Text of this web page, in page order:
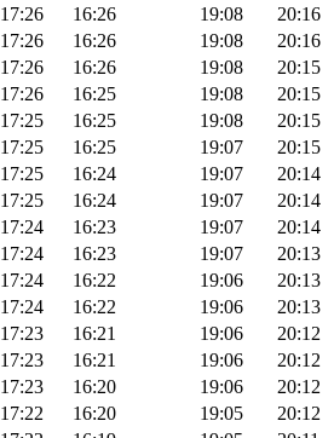
17:26 16:26 19:08
20:16
17:26 16:26 19:08
20:16
17:26 16:26 19:08
20:15
17:26 16:25 19:08
20:15
17:25 16:25 19:08
20:15
17:25 16:25 19:07
20:15
17:25 16:24 19:07
20:14
17:25 16:24 19:07
20:14
17:24 16:23 19:07
20:14
17:24 16:23 19:07
20:13
17:24 16:22 19:06
20:13
17:24 16:22 19:06
20:13
17:23 16:21 19:06
20:12
17:23 16:21 19:06
20:12
17:23 16:20 19:06
20:12
17:22 16:20 19:05
20:12